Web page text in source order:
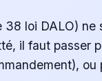
loi DALO) ne
il faut passer
ou